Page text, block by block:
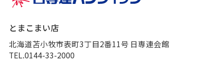
とまこまい店
北海道苫小牧市表町3丁目2番11号 日専連会館
TEL.0144-33-2000